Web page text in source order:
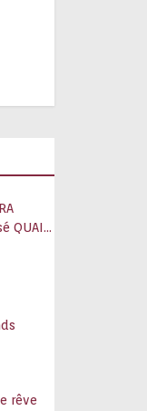
QUAI
rêve